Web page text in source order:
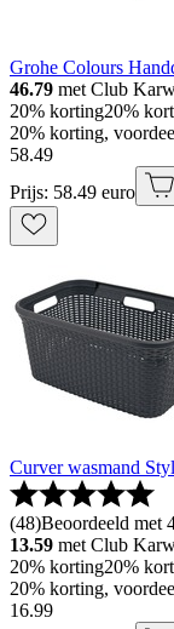
Grohe Colours
46.79 met Club
20% korting20%
20% korting,
58.49
Prijs: 58.49 euro
Curver wasmand
(48)Beoordeeld met
13.59 met Club
20% korting20%
20% korting,
16.99